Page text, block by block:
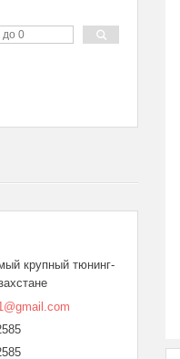
крупный тюнинг-